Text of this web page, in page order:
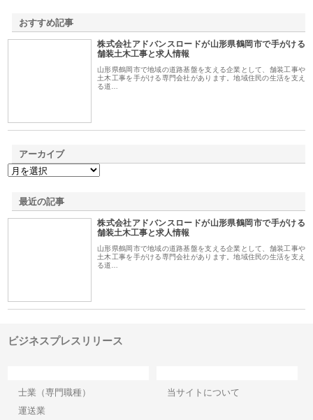
おすすめ記事
株式会社アドバンスロードが山形県鶴岡市で手がける
舗装土木工事と求人情報
山形県鶴岡市で地域の道路基盤を支える企業として、舗装工事や
土木工事を手がける専門会社があります。地域住民の生活を支え
る道…
アーカイブ
最近の記事
株式会社アドバンスロードが山形県鶴岡市で手がける
舗装土木工事と求人情報
山形県鶴岡市で地域の道路基盤を支える企業として、舗装工事や
土木工事を手がける専門会社があります。地域住民の生活を支え
る道…
ビジネスプレスリリース
士業（専門職種）
運送業
当サイトについて